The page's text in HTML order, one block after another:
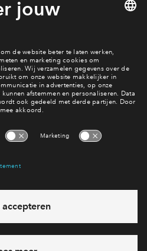
Filters
woningtype